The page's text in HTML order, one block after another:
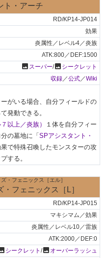
ト・アーチ
RD/KP14-JP014
効果
炎属性／レベル4／炎族
ATK:800／DEF:1500
photo スーパー/photo シークレット
収録／公式／Wiki
がいる場合、自分フィールドの
発動できる。
以上／炎族）
１体を自分フィー
の墓地に「 SPアシスタント・
で特殊召喚したモンスターの攻
する。
・フェニックス［エル］
フェニックス［L］
RD/KP14-JP015
マキシマム／効果
炎属性／レベル10／雷族
ATK:2000／DEF:0
シークレット /photo オーバーラッシュ